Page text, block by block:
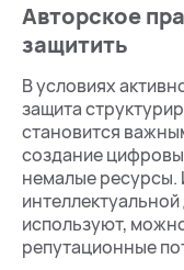
Авторское
защитить
В условиях
защита
становится
создание
немалые ресурсы.
используют,
репутационные